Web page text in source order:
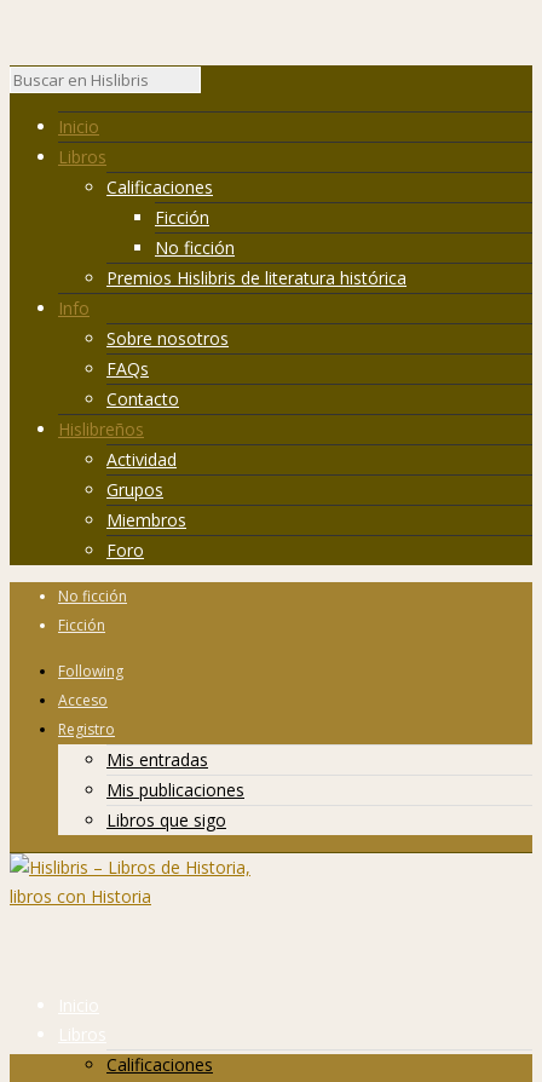
Inicio
Libros
Calificaciones
Ficción
No ficción
Premios Hislibris de literatura histórica
Info
Sobre nosotros
FAQs
Contacto
Hislibreños
Actividad
Grupos
Miembros
Foro
No ficción
Ficción
Following
Acceso
Registro
Mis entradas
Mis publicaciones
Libros que sigo
Inicio
Libros
Calificaciones